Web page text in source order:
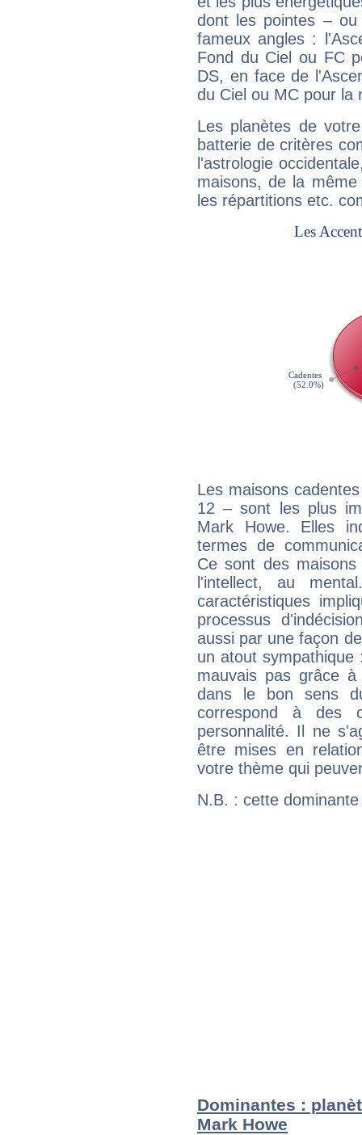
dont les pointes –
fameux angles :
Fond du Ciel ou FC
DS, en face de
du Ciel ou MC pour la
Les planètes de
batterie de critères
l'astrologie
maisons, de la
les répartitions etc.
Les maisons
12 – sont les plus
Mark Howe. Elles
termes de
Ce sont des
l'intellect, au
caractéristiques
processus
aussi par une façon
un atout
mauvais pas grâce
dans le bon sens
correspond à des
personnalité. Il ne
être mises en
votre thème qui
N.B. : cette
Dominantes :
Mark Howe